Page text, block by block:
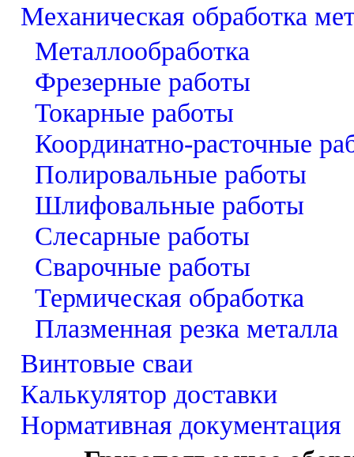
Механическая обработка
Металлообработка
Фрезерные работы
Токарные работы
Координатно-расточные
Полировальные работы
Шлифовальные работы
Слесарные работы
Сварочные работы
Термическая обработка
Плазменная резка металла
Винтовые сваи
Калькулятор доставки
Нормативная документация